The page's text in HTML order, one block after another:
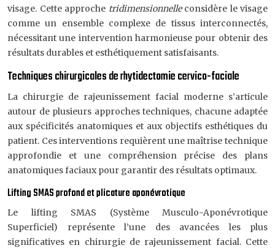
visage. Cette approche tridimensionnelleconsidère le visage
comme un ensemble complexe de tissus interconnectés,
nécessitant une intervention harmonieuse pour obtenir des
résultats durables et esthétiquement satisfaisants.
Techniques chirurgicales de rhytidectomie cervico-faciale
La chirurgie de rajeunissement facial moderne s’articule
autour de plusieurs approches techniques, chacune adaptée
aux spécificités anatomiques et aux objectifs esthétiques du
patient. Ces interventions requièrent une maîtrise technique
approfondie et une compréhension précise des plans
anatomiques faciaux pour garantir des résultats optimaux.
Lifting SMAS profond et plicature aponévrotique
Le lifting SMAS (Système Musculo-Aponévrotique
Superficiel) représente l’une des avancées les plus
significatives en chirurgie de rajeunissement facial. Cette